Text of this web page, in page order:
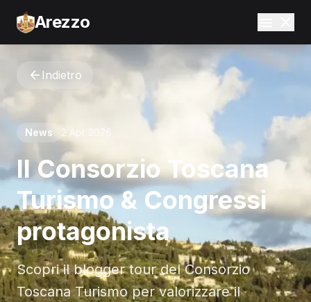
Arezzo
Indietro
News 2 Apr 2026
Il Consorzio Toscana
Turismo & Congressi
protagonista
Scopri il blogger tour del Consorzio
Toscana Turismo per valorizzare il